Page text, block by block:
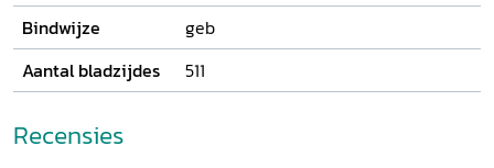
Bindwijze
geb
Aantal bladzijdes
511
Recensies